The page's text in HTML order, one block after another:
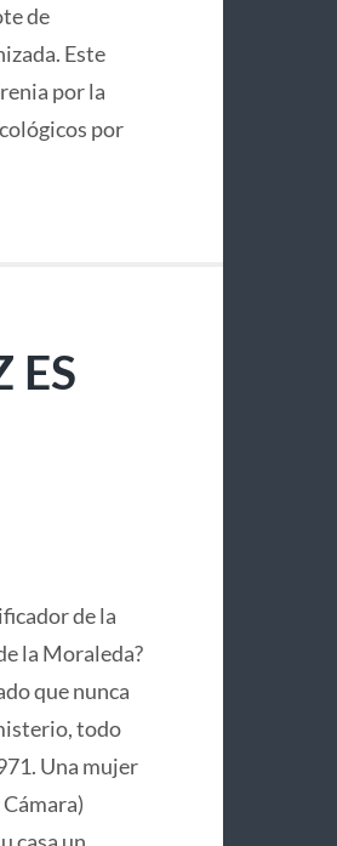
de
Este
por la
por
ES
de la
la Moraleda?
que nunca
todo
Una mujer